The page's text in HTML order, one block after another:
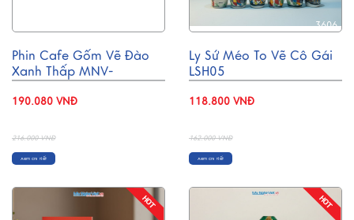
Phin Cafe Gốm Vẽ Đào
Xanh Thấp MNV-
190.080 VNĐ
216.000 VNĐ
Xem chi tiết
3606
Ly Sứ Méo To Vẽ Cô Gái
LSH05
118.800 VNĐ
162.000 VNĐ
Xem chi tiết